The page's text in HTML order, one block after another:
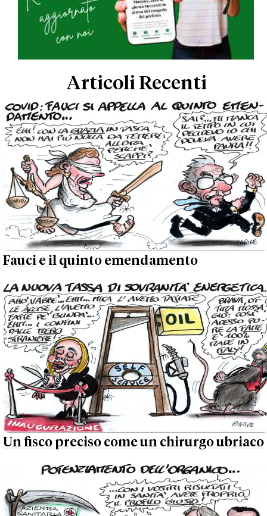
Articoli Recenti
Fauci e il quinto emendamento
Un fisco preciso come un chirurgo ubriaco